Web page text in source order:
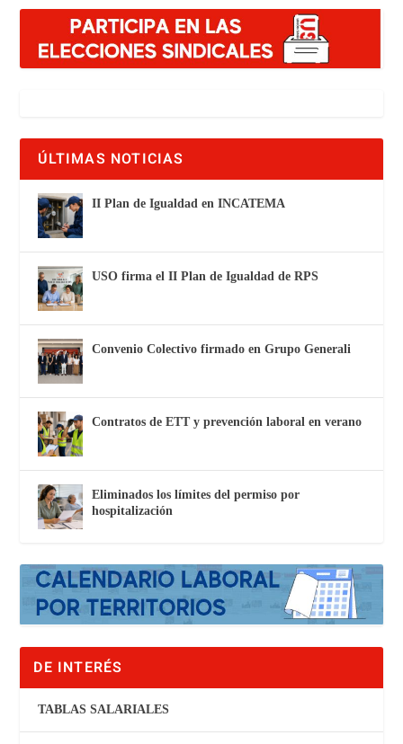
ÚLTIMAS NOTICIAS
II Plan de Igualdad en INCATEMA
USO firma el II Plan de Igualdad de RPS
Convenio Colectivo firmado en Grupo Generali
Contratos de ETT y prevención laboral en verano
Eliminados los límites del permiso por
hospitalización
DE INTERÉS
TABLAS SALARIALES